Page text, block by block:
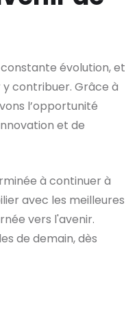
évolution, et
contribuer. Grâce à
l’opportunité
et de
à continuer à
avec les meilleures
vers l'avenir.
de demain, dès